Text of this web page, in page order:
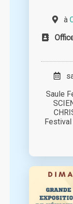
à
Saule